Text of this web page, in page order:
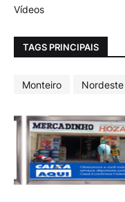
Vídeos
TAGS PRINCIPAIS
Monteiro Nordeste